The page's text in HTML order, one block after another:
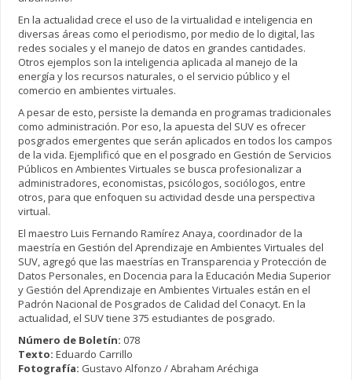
En la actualidad crece el uso de la virtualidad e inteligencia en
diversas áreas como el periodismo, por medio de lo digital, las
redes sociales y el manejo de datos en grandes cantidades.
Otros ejemplos son la inteligencia aplicada al manejo de la
energía y los recursos naturales, o el servicio público y el
comercio en ambientes virtuales.
A pesar de esto, persiste la demanda en programas tradicionales
como administración. Por eso, la apuesta del SUV es ofrecer
posgrados emergentes que serán aplicados en todos los campos
de la vida. Ejemplificó que en el posgrado en Gestión de Servicios
Públicos en Ambientes Virtuales se busca profesionalizar a
administradores, economistas, psicólogos, sociólogos, entre
otros, para que enfoquen su actividad desde una perspectiva
virtual.
El maestro Luis Fernando Ramírez Anaya, coordinador de la
maestría en Gestión del Aprendizaje en Ambientes Virtuales del
SUV, agregó que las maestrías en Transparencia y Protección de
Datos Personales, en Docencia para la Educación Media Superior
y Gestión del Aprendizaje en Ambientes Virtuales están en el
Padrón Nacional de Posgrados de Calidad del Conacyt. En la
actualidad, el SUV tiene 375 estudiantes de posgrado.
Número de Boletín: 078
Texto: Eduardo Carrillo
Fotografía: Gustavo Alfonzo / Abraham Aréchiga